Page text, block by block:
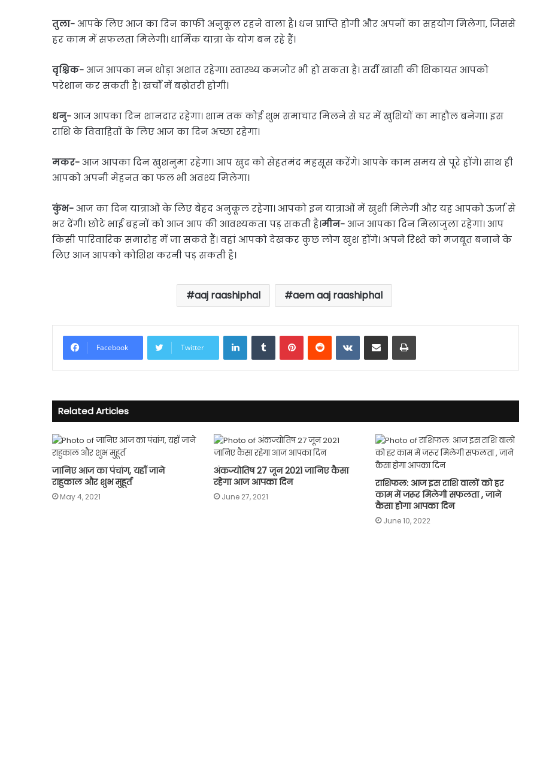
तुला-आपके लिए आज का दिन काफी अनुकूल रहने वाला है। धन प्राप्ति होगी और अपनों का सहयोग मिलेगा, जिससे
हर काम में सफलता मिलेगी। धार्मिक यात्रा के योग बन रहे हैं।
वृश्चिक-आज आपका मन थोड़ा अशांत रहेगा। स्वास्थ्य कमजोर भी हो सकता है। सर्दी खांसी की शिकायत आपको
परेशान कर सकती है। खर्चों में बढ़ोतरी होगी।
धनु-आज आपका दिन शानदार रहेगा। शाम तक कोई शुभ समाचार मिलने से घर में खुशियों का माहौल बनेगा। इस
राशि के विवाहितों के लिए आज का दिन अच्छा रहेगा।
मकर-आज आपका दिन खुशनुमा रहेगा। आप खुद को सेहतमंद महसूस करेंगे। आपके काम समय से पूरे होंगे। साथ ही
आपको अपनी मेहनत का फल भी अवश्य मिलेगा।
कुंभ-आज का दिन यात्राओं के लिए बेहद अनुकूल रहेगा। आपको इन यात्राओं में खुशी मिलेगी और यह आपको ऊर्जा से
भर देंगी। छोटे भाई बहनों को आज आप की आवश्यकता पड़ सकती है।मीन-आज आपका दिन मिलाजुला रहेगा। आप
किसी पारिवारिक समारोह में जा सकते हैं। वहां आपको देखकर कुछ लोग खुश होंगे। अपने रिश्ते को मजबूत बनाने के
लिए आज आपको कोशिश करनी पड़ सकती है।
aaj raashiphal aem aaj raashiphal
Facebook Twitter
LinkedInTumblrPinterestReddit VKontakte
Share via Email Print
Related Articles
जानिए आज का पंचांग, यहाँ जाने
राहुकाल और शुभ मुहूर्त
May 4, 2021
अंकज्योतिष 27 जून 2021 जानिए कैसा
रहेगा आज आपका दिन
June 27, 2021
राशिफल: आज इस राशि वालों को हर
काम में जरूर मिलेगी सफलता , जाने
कैसा होगा आपका दिन
June 10, 2022